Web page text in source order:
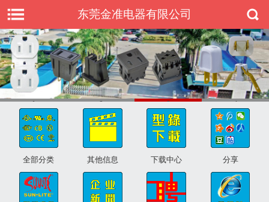
东莞金准电器有限公司
1 2 3 4
全部分类 其他信息 下载中心 分享